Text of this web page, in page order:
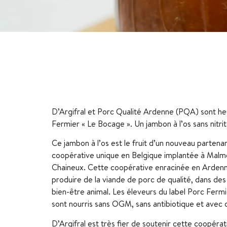
D’Argifral et Porc Qualité Ardenne (PQA) sont
Fermier « Le Bocage ». Un jambon à l’os sans
Ce jambon à l’os est le fruit d’un nouveau
coopérative unique en Belgique implantée à
Chaineux. Cette coopérative enracinée en
produire de la viande de porc de qualité, dans
bien-être animal. Les éleveurs du label Porc
sont nourris sans OGM, sans antibiotique et avec
D’Argifral est très fier de soutenir cette